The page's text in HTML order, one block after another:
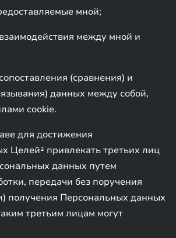
мной;
между мной и
(сравнения) и
данных между собой,
cookie.
для достижения
Целей² привлекать третьих лиц
данных путем
передачи без поручения
получения Персональных данных
третьим лицам могут